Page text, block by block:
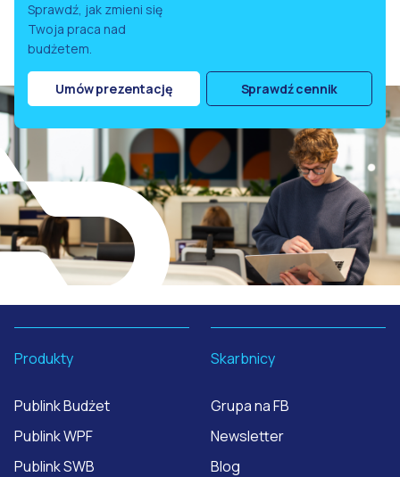
Sprawdź, jak zmieni się
Twoja praca nad
budżetem.
Umów prezentację Sprawdź cennik
Produkty
Publink Budżet
Publink WPF
Publink SWB
Skarbnicy
Grupa na FB
Newsletter
Blog